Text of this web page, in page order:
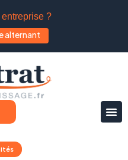
?
alternant